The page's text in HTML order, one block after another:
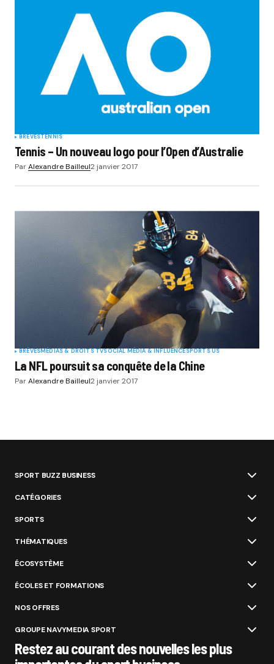
BRÈVESTENNIS
Tennis – Un nouveau logo pour l’Open d’Australie
ParAlexandre Bailleul2 janvier 2017
BRÈVESMÉDIAS & DROITS TVSOCIAL MÉDIA & INFLUENCESPORTS US
La NFL poursuit sa conquête de la Chine
ParAlexandre Bailleul2 janvier 2017
SPORT BUZZ BUSINESS
CATÉGORIES
SPORTS
THÉMATIQUES
ÉCOSYSTÈME
ÉCOLES ET FORMATIONS
NOS OFFRES
GROUPE NAVYMEDIA SPORT
Restez au courant des nouvelles les plus